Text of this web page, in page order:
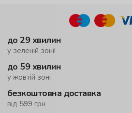
до 29 хвилин
у зеленій зоні!
до 59 хвилин
у жовтій зоні
безкоштовна доставка
від 599 грн